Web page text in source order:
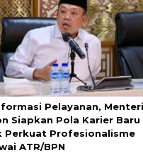
Pelayanan, Menteri
Siapkan Pola Karier Baru
Perkuat Profesionalisme
ATR/BPN